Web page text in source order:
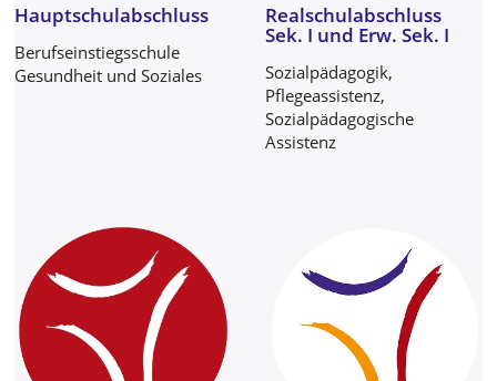
Hauptschulabschluss
Berufseinstiegsschule
Gesundheit und Soziales
Realschulabschluss
Sek. I und Erw. Sek. I
Sozialpädagogik,
Pflegeassistenz,
Sozialpädagogische
Assistenz